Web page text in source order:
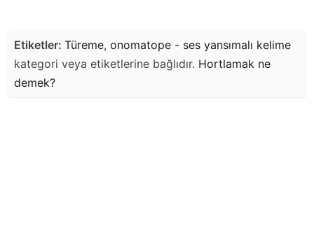
Etiketler: Türeme, onomatope - ses yansımalı kelime
kategori veya etiketlerine bağlıdır. Hortlamak ne
demek?